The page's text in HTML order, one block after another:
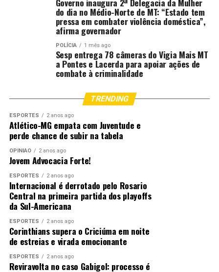
do dia no Médio-Norte de MT: “Estado tem
pressa em combater violência doméstica”,
afirma governador
POLÍCIA 1 mês ago
Sesp entrega 78 câmeras do Vigia Mais MT
a Pontes e Lacerda para apoiar ações de
combate à criminalidade
TRENDING
ESPORTES 2 anos ago
Atlético-MG empata com Juventude e
perde chance de subir na tabela
OPINIÃO 2 anos ago
Jovem Advocacia Forte!
ESPORTES 2 anos ago
Internacional é derrotado pelo Rosario
Central na primeira partida dos playoffs
da Sul-Americana
ESPORTES 2 anos ago
Corinthians supera o Criciúma em noite
de estreias e virada emocionante
ESPORTES 2 anos ago
Reviravolta no caso Gabigol: processo é